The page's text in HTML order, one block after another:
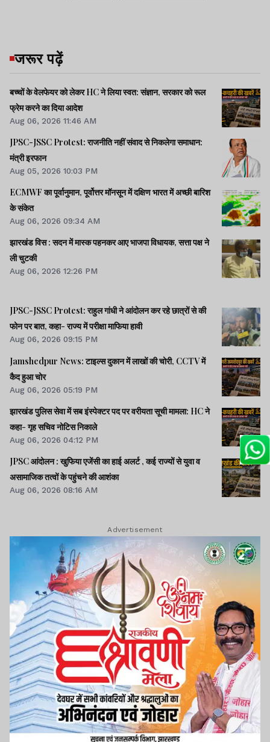
जरूर पढ़ें
बच्चों के वेलफेयर को लेकर HC ने लिया स्वत: संज्ञान, सरकार को रूल
फ्रेम करने का दिया आदेश
Aug 06, 2026 11:46 AM
JPSC-JSSC Protest: राजनीति नहीं संवाद से निकलेगा समाधान:
मंत्री इरफान
Aug 05, 2026 10:03 PM
ECMWF का पूर्वानुमान, पूर्वोत्तर मॉनसून में दक्षिण भारत में अच्छी बारिश
के संकेत
Aug 06, 2026 09:34 AM
झारखंड विस : सदन में मास्क पहनकर आए भाजपा विधायक, सत्ता पक्ष ने
ली चुटकी
Aug 06, 2026 12:26 PM
JPSC-JSSC Protest: राहुल गांधी ने आंदोलन कर रहे छात्रों से की
फोन पर बात, कहा- राज्य में परीक्षा माफिया हावी
Aug 06, 2026 09:15 PM
Jamshedpur News: टाइल्स दुकान में लाखों की चोरी, CCTV में
कैद हुआ चोर
Aug 06, 2026 05:19 PM
झारखंड पुलिस सेवा में सब इंस्पेक्टर पद पर वरीयता सूची मामला: HC ने
कहा- गृह सचिव नोटिस निकाले
Aug 06, 2026 04:12 PM
JPSC आंदोलन : खुफिया एजेंसी का हाई अलर्ट , कई राज्यों से युवा व
असामाजिक तत्वों के पहुंचने की आशंका
Aug 06, 2026 08:16 AM
Advertisement